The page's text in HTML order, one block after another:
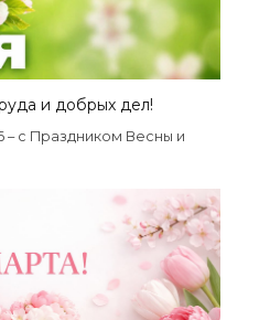
и добрых дел!
– с Праздником Весны и